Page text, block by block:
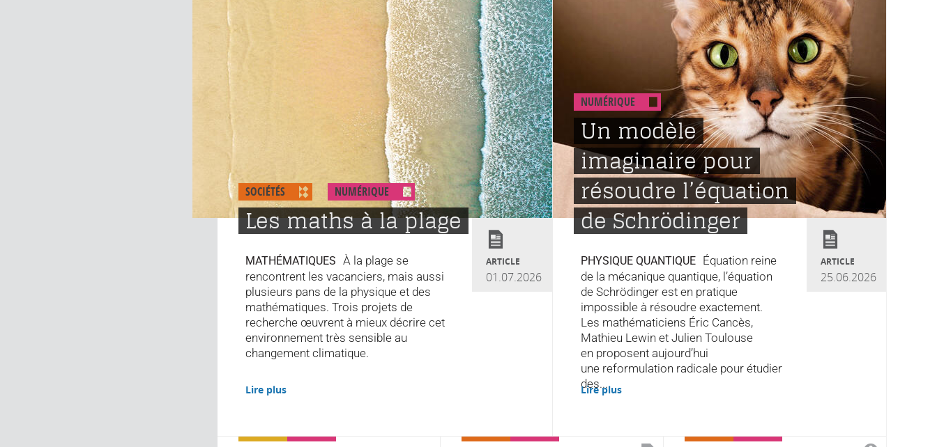
SOCIÉTÉS NUMÉRIQUE
Les maths à la plage
MATHÉMATIQUES
À la plage se
rencontrent les vacanciers, mais aussi
plusieurs pans de la physique et des
mathématiques. Trois projets de
recherche œuvrent à mieux décrire cet
environnement très sensible au
changement climatique.
ARTICLE
01.07.2026
Lire plus
NUMÉRIQUE
Un modèle
imaginaire pour
résoudre l’équation
de Schrödinger
PHYSIQUE QUANTIQUE
Équation reine
de la mécanique quantique, l’équation
de Schrödinger est en pratique
impossible à résoudre exactement.
Les mathématiciens Éric Cancès,
Mathieu Lewin et Julien Toulouse
en proposent aujourd’hui
une reformulation radicale pour étudier
des...
ARTICLE
25.06.2026
Lire plus